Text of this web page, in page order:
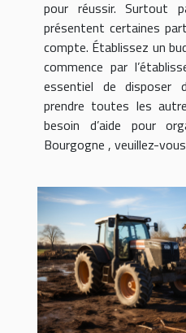
pour réussir. Surtout
présentent certaines
compte. Établissez un
commence par
essentiel de disposer
prendre toutes les
besoin d’aide pour
Bourgogne , veuillez-